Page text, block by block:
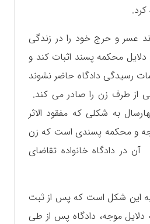
عسر و حرج خود را در زندگی
محکمه پسند اثبات کند و
رسیدگی دادگاه حاضر نشوند
از طرف زن را صادر می کند.
به شکلی که مفقود الاثر
و محکمه پسندی است که زن
آن در دادگاه خانواده تقاضای
به این شکل است که پس از ثبت
دلایل موجه، دادگاه پس از طی